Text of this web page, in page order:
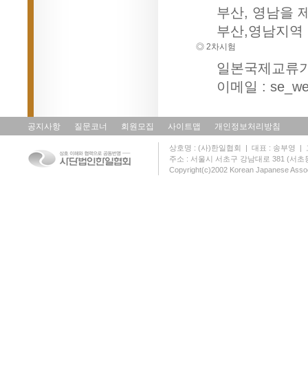
부산, 영남을
부산,영남지
◎ 2차시험
일본국제교류
이메일 :
공지사항 질문코너 회원모집 사이트맵 개인정보처리방침
상호명 : (사)한일협회 | 대표 : 송부영 |
주소 : 서울시 서초구 강남대로 381 (서
Copyright(c)2002 Korean Japanese